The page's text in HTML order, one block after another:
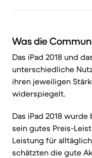
Was die
Das iPad 2018 und
unterschiedliche
ihren jeweiligen
widerspiegelt.
Das iPad 2018
sein gutes Preis-
Leistung für
schätzten die gute